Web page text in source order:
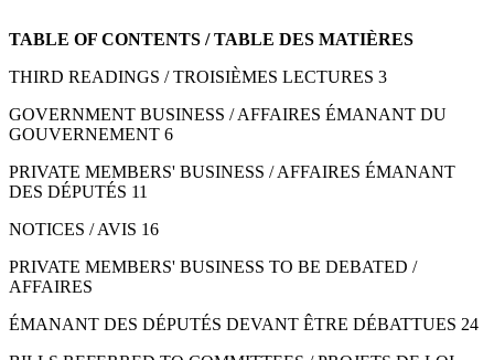
TABLE OF CONTENTS / TABLE DES MATIÈRES
THIRD READINGS / TROISIÈMES LECTURES 3
GOVERNMENT BUSINESS / AFFAIRES ÉMANANT DU
GOUVERNEMENT 6
PRIVATE MEMBERS' BUSINESS / AFFAIRES ÉMANANT
DES DÉPUTÉS 11
NOTICES / AVIS 16
PRIVATE MEMBERS' BUSINESS TO BE DEBATED /
AFFAIRES
ÉMANANT DES DÉPUTÉS DEVANT ÊTRE DÉBATTUES 24